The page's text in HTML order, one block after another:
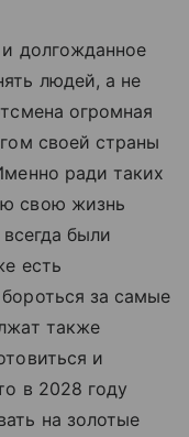
долгожданное
людей, а не
огромная
своей страны
ради таких
свою жизнь
были
есть
за самые
также
и
в 2028 году
на золотые